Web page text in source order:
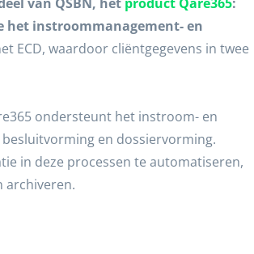
het instroommanagement- en
ECD, waardoor cliëntgegevens in twee
ondersteunt het instroom- en
en dossiervorming.
in deze processen te automatiseren,
archiveren.